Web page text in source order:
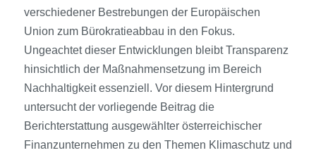
verschiedener Bestrebungen der Europäischen
Union zum Bürokratieabbau in den Fokus.
Ungeachtet dieser Entwicklungen bleibt Transparenz
hinsichtlich der Maßnahmensetzung im Bereich
Nachhaltigkeit essenziell. Vor diesem Hintergrund
untersucht der vorliegende Beitrag die
Berichterstattung ausgewählter österreichischer
Finanzunternehmen zu den Themen Klimaschutz und